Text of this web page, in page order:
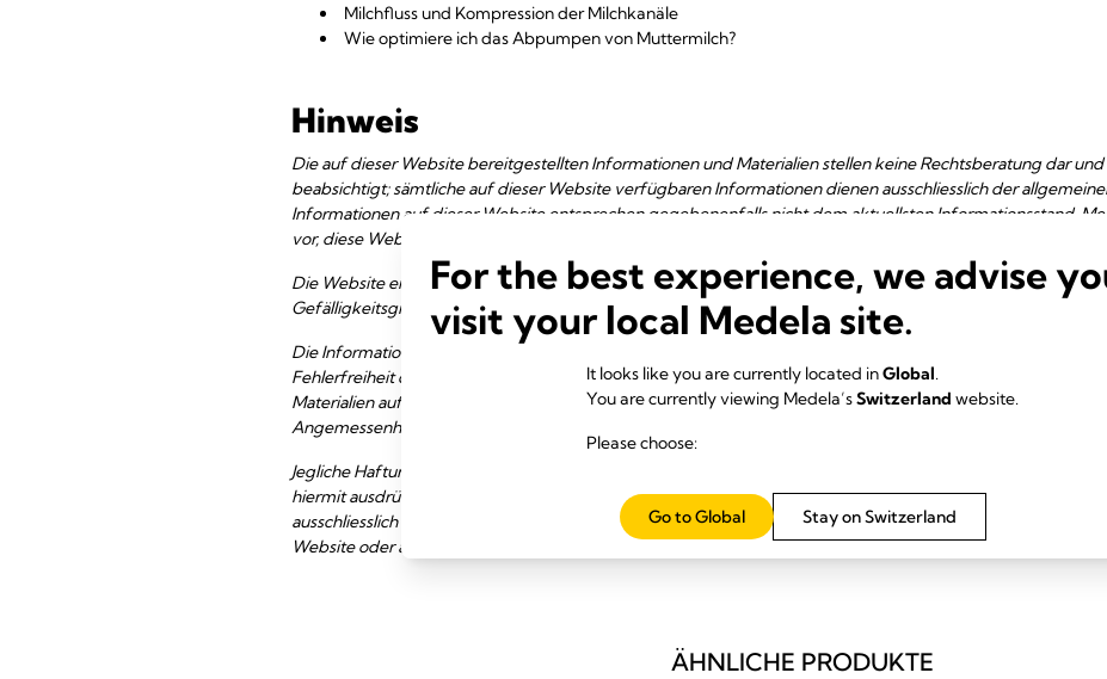
Milchfluss und Kompression der Milchkanäle
Wie optimiere ich das Abpumpen von Muttermilch?
Hinweis
Die auf dieser Website bereitgestellten Informationen und Materialien stellen keine Rechtsberatung dar und
beabsichtigt; sämtliche auf dieser Website verfügbaren Informationen dienen ausschliesslich der
Informationen auf dieser Website entsprechen gegebenenfalls nicht dem aktuellsten Informationsstand.
vor, diese Website jederzeit zu ergänzen oder die Informationen und Materialien auf dieser Website zu
Die Website enthält Links zu Websites Dritter. Die Bereitstellung dieser Links an die Leser bzw. Nutzer
Gefälligkeitsgründen; sie stellt keine Empfehlung oder Billigung der Inhalte dieser Drittanbieter-Websites
Die Informationen und Materialien auf dieser Website werden ohne Mängelgewähr zur Verfügung gestellt;
Fehlerfreiheit des Inhalts übernommen. Obwohl wir versucht haben, die Richtigkeit und Vollständigkeit der
Materialien auf dieser Website sicherzustellen, übernehmen wir keine Garantie oder Gewähr für die
Angemessenheit oder Aktualität der Informationen und Materialien, die auf dieser Website enthalten oder
Jegliche Haftung in Bezug auf Handlungen, die aufgrund des Inhalts dieser Website vorgenommen oder
hiermit ausdrücklich ausgeschlossen. Die Nutzung der auf dieser Website enthaltenen oder mit dieser
ausschliesslich auf eigene Gefahr. Medela übernimmt keine Haftung für Verluste oder Schäden, die sich
Website oder aus dem Verlass auf den Inhalt dieser Website ergeben.
ÄHNLICHE PRODUKTE
For the best experience, we advise
visit your local Medela site.
It looks like you are currently located inGlobal.
You are currently viewing Medela’sSwitzerland website.
Please choose:
Stay on Switzerland
Go to Global